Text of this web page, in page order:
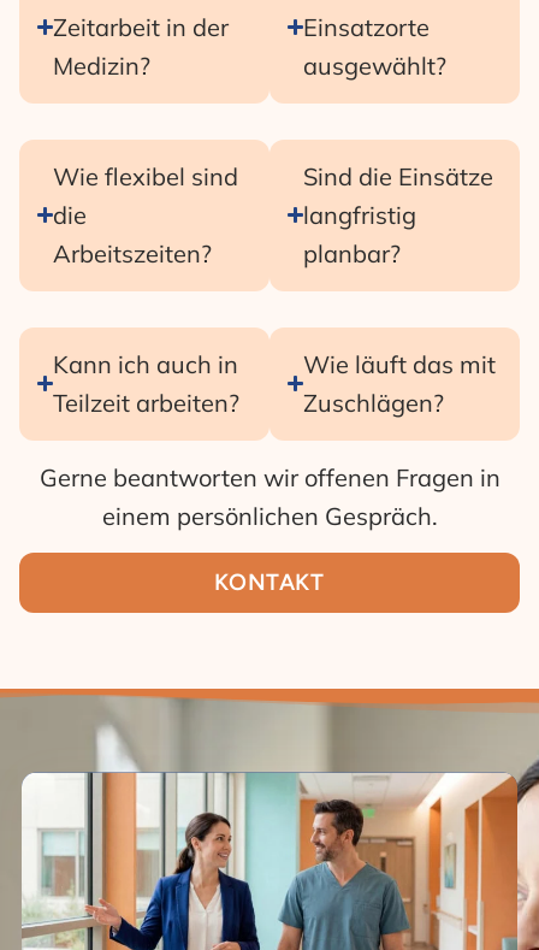
Zeitarbeit in der
Medizin?
Wie flexibel sind
die
Arbeitszeiten?
Kann ich auch in
Teilzeit arbeiten?
Einsatzorte
ausgewählt?
Sind die Einsätze
langfristig
planbar?
Wie läuft das mit
Zuschlägen?
Gerne beantworten wir offenen Fragen in
einem persönlichen Gespräch.
KONTAKT